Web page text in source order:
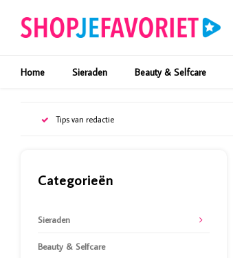
Home Sieraden Beauty & Selfcare
Tips van redactie
Categorieën
Sieraden
Beauty & Selfcare